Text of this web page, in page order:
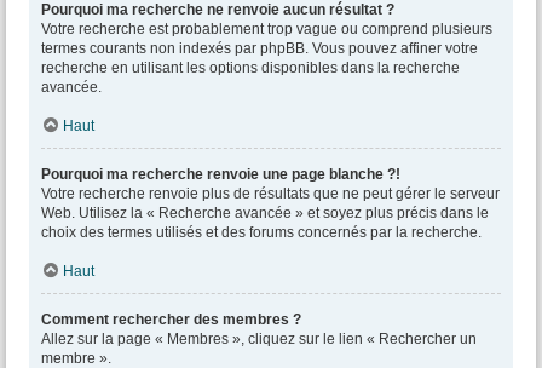
Pourquoi ma recherche ne renvoie aucun résultat ?
Votre recherche est probablement trop vague ou comprend plusieurs
termes courants non indexés par phpBB. Vous pouvez affiner votre
recherche en utilisant les options disponibles dans la recherche
avancée.
Haut
Pourquoi ma recherche renvoie une page blanche ?!
Votre recherche renvoie plus de résultats que ne peut gérer le serveur
Web. Utilisez la « Recherche avancée » et soyez plus précis dans le
choix des termes utilisés et des forums concernés par la recherche.
Haut
Comment rechercher des membres ?
Allez sur la page « Membres », cliquez sur le lien « Rechercher un
membre ».